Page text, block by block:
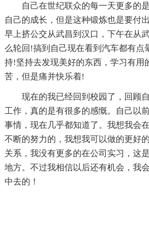
自己在世纪联众的每一天更多的
自己的成长，但是这种锻炼也是要付
早上挤公交从武昌到汉口，下午在从
么轮回!搞到自己现在看到汽车都有点
持!坚持去发现美好的东西，学习有用
苦，但是痛并快乐着!
现在的我已经回到校园了，回顾
工作，真的是有很多的感慨。自己以
事情，现在几乎都知道了。我想我会
不断的努力的，我想我可以做的更好
关系，我没有更多的在公司实习，这
地方。不过我相信以后还有机会，我
中去的！